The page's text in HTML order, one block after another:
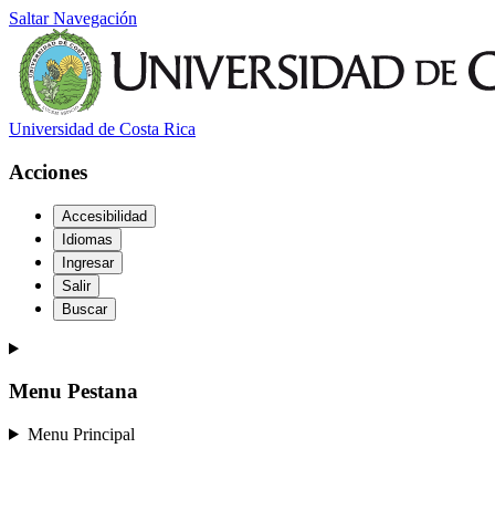
Saltar Navegación
Universidad de Costa Rica
Acciones
Accesibilidad
Idiomas
Ingresar
Salir
Buscar
Menu Pestana
Menu Principal